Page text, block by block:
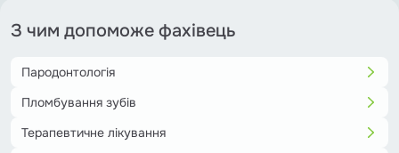
З чим допоможе фахівець
Пародонтологія
Пломбування зубів
Терапевтичне лікування